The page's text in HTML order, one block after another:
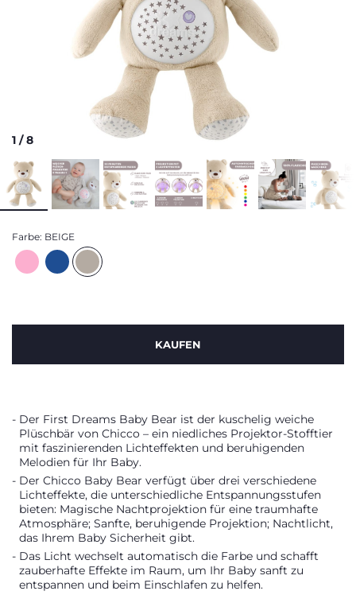
1 /8
Farbe: BEIGE
KAUFEN
Der First Dreams Baby Bear ist der kuschelig weiche
Plüschbär von Chicco – ein niedliches Projektor-Stofftier
mit faszinierenden Lichteffekten und beruhigenden
Melodien für Ihr Baby.
Der Chicco Baby Bear verfügt über drei verschiedene
Lichteffekte, die unterschiedliche Entspannungsstufen
bieten: Magische Nachtprojektion für eine traumhafte
Atmosphäre; Sanfte, beruhigende Projektion; Nachtlicht,
das Ihrem Baby Sicherheit gibt.
Das Licht wechselt automatisch die Farbe und schafft
zauberhafte Effekte im Raum, um Ihr Baby sanft zu
entspannen und beim Einschlafen zu helfen.